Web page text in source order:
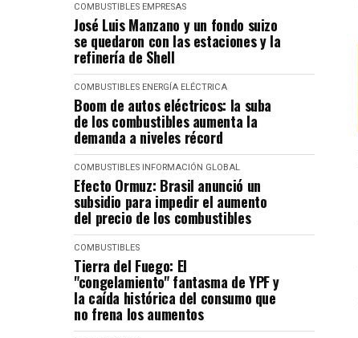
COMBUSTIBLES EMPRESAS
José Luis Manzano y un fondo suizo
se quedaron con las estaciones y la
refinería de Shell
COMBUSTIBLES ENERGÍA ELÉCTRICA
Boom de autos eléctricos: la suba
de los combustibles aumenta la
demanda a niveles récord
COMBUSTIBLES INFORMACIÓN GLOBAL
Efecto Ormuz: Brasil anunció un
subsidio para impedir el aumento
del precio de los combustibles
COMBUSTIBLES
Tierra del Fuego: El
"congelamiento" fantasma de YPF y
la caída histórica del consumo que
no frena los aumentos